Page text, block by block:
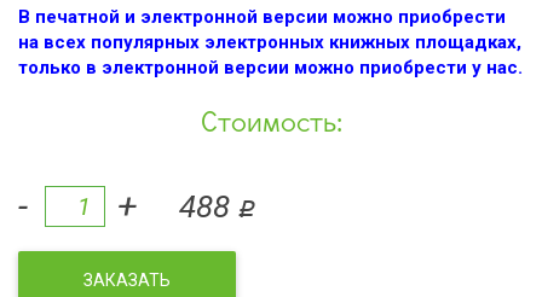
В печатной и электронной версии можно приобрести
на всех популярных электронных книжных площадках,
только в электронной версии можно приобрести у нас.
Стоимость:
- + 488 q
ЗАКАЗАТЬ